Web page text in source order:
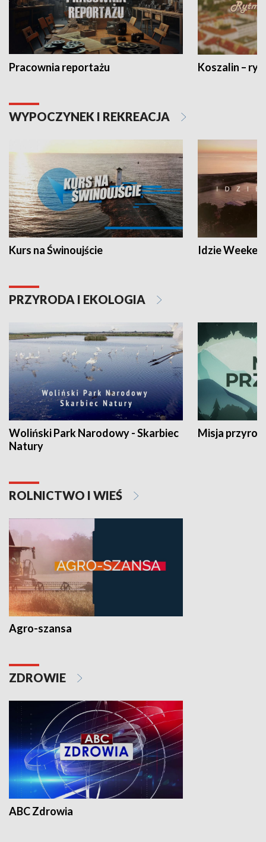
Pracownia reportażu Koszalin –
WYPOCZYNEK I REKREACJA
Kurs na Świnoujście Idzie
PRZYRODA I EKOLOGIA
Woliński Park Narodowy - Skarbiec
Natury
Misja
ROLNICTWO I WIEŚ
Agro-szansa
ZDROWIE
ABC Zdrowia